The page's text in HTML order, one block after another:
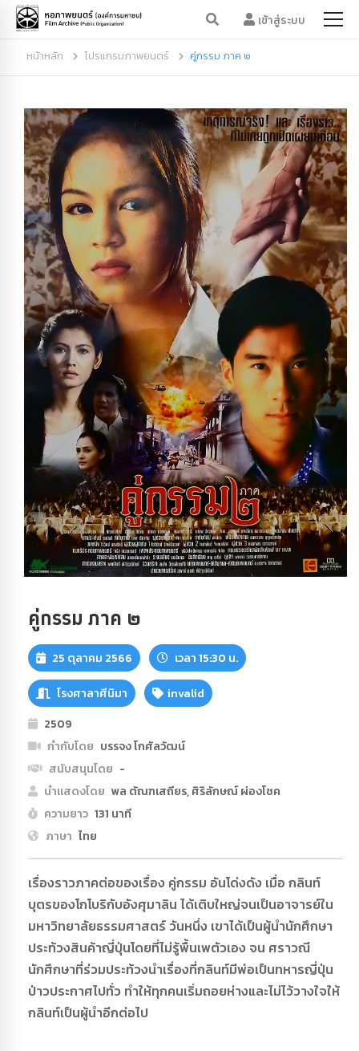
เข้าสู่ระบบ
หน้าหลัก โปรแกรมภาพยนตร์ คู่กรรม ภาค ๒
คู่กรรม ภาค ๒
25 ตุลาคม 2566 เวลา 15:30 น.
โรงศาลาศีนิมา
invalid
2509
กำกับโดย บรรจง โกศัลวัฒน์
สนับสนุนโดย -
นำแสดงโดย พล ตัณฑเสถียร, ศิริลักษณ์ ผ่องโชค
ความยาว 131 นาที
ภาษา ไทย
เรื่องราวภาคต่อของเรื่อง คู่กรรม อันโด่งดัง เมื่อ กลินท์
บุตรของโกโบริกับอังศุมาลิน ได้เติบใหญ่จนเป็นอาจารย์ใน
มหาวิทยาลัยธรรมศาสตร์ วันหนึ่ง เขาได้เป็นผู้นำนักศึกษา
ประท้วงสินค้าญี่ปุ่นโดยที่ไม่รู้พื้นเพตัวเอง จน ศราวณี
นักศึกษาที่ร่วมประท้วงนำเรื่องที่กลินท์มีพ่อเป็นทหารญี่ปุ่น
ป่าวประกาศไปทั่ว ทำให้ทุกคนเริ่มถอยห่างและไม่ไว้วางใจให้
กลินท์เป็นผู้นำอีกต่อไป